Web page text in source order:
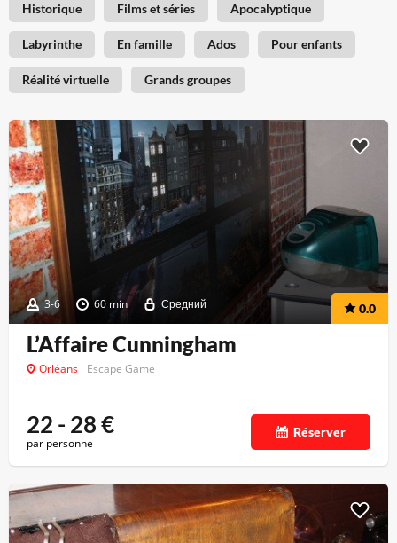
Historique Films et séries Apocalyptique
Labyrinthe En famille Ados Pour enfants
Réalité virtuelle Grands groupes
3-6 60 min Средний 0.0
L’Affaire Cunningham
Orléans Escape Game
22 - 28€
par personne
Réserver